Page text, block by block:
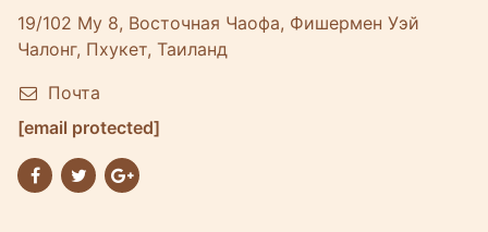
19/102 Му 8, Восточная Чаофа, Фишермен Уэй
Чалонг, Пхукет, Таиланд
Почта
[email protected]